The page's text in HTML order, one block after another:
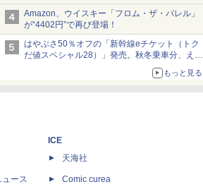
ショーツは1990円に
Amazon、ウイスキー「フロム・ザ・バレル」
が“4402円”で再び登場！
はやぶさ50％オフの「新幹線eチケット（トク
だ値スペシャル28）」発売。秋冬乗車分、えき
もっと見る
ース
ICE
天海社
Comic curea